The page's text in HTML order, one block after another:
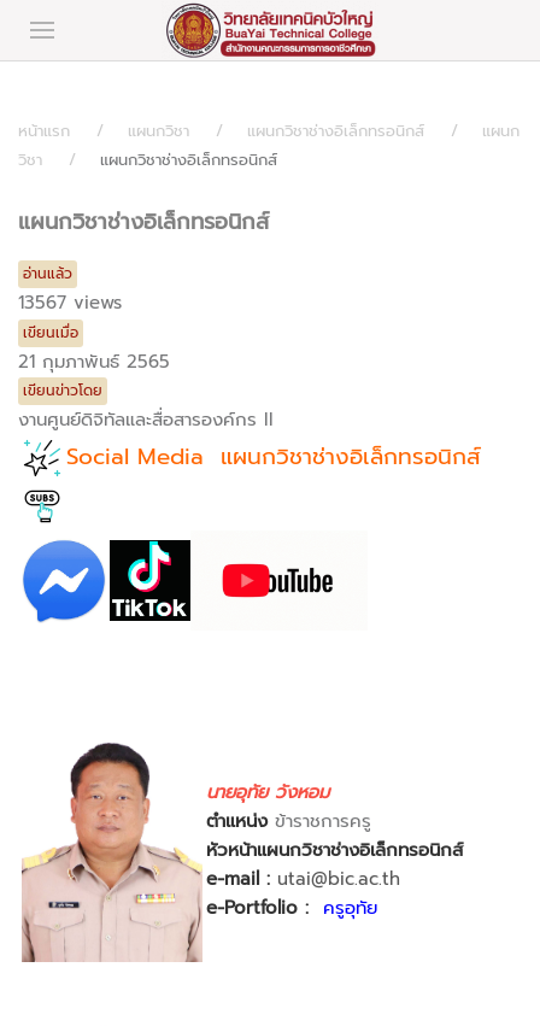
หน้าแรก แผนกวิชา แผนกวิชาช่างอิเล็กทรอนิกส์
แผนก
วิชา
แผนกวิชาช่างอิเล็กทรอนิกส์
แผนกวิชาช่างอิเล็กทรอนิกส์
อ่านแล้ว
13567 views
เขียนเมื่อ
21 กุมภาพันธ์ 2565
เขียนข่าวโดย
งานศูนย์ดิจิทัลและสื่อสารองค์กร II
Social Media แผนกวิชาช่างอิเล็กทรอนิกส์
นายอุทัย วังหอม
ตำแหน่ง ข้าราชการครู
หัวหน้าแผนกวิชาช่างอิเล็กทรอนิกส์
e-mail : utai@bic.ac.th
e-Portfolio : ครูอุทัย